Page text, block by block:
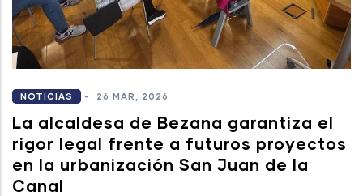
NOTICIAS - 26 MAR, 2026
La alcaldesa de Bezana garantiza el
rigor legal frente a futuros proyectos
en la urbanización San Juan de la
Canal